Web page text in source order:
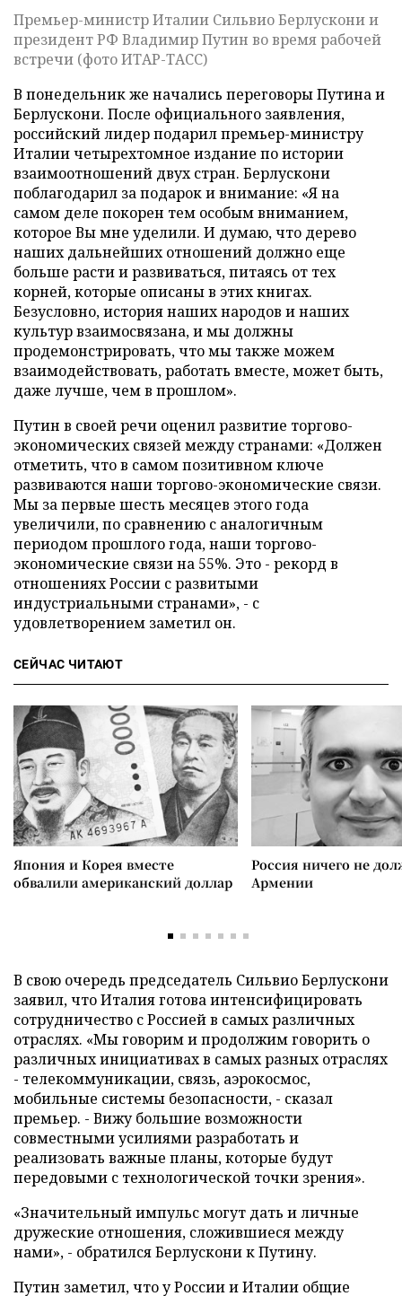
Премьер-министр Италии Сильвио Берлускони и
президент РФ Владимир Путин во время рабочей
встречи (фото ИТАР-ТАСС)
В понедельник же начались переговоры Путина и
Берлускони. После официального заявления,
российский лидер подарил премьер-министру
Италии четырехтомное издание по истории
взаимоотношений двух стран. Берлускони
поблагодарил за подарок и внимание: «Я на
самом деле покорен тем особым вниманием,
которое Вы мне уделили. И думаю, что дерево
наших дальнейших отношений должно еще
больше расти и развиваться, питаясь от тех
корней, которые описаны в этих книгах.
Безусловно, история наших народов и наших
культур взаимосвязана, и мы должны
продемонстрировать, что мы также можем
взаимодействовать, работать вместе, может быть,
даже лучше, чем в прошлом».
Путин в своей речи оценил развитие торгово-
экономических связей между странами: «Должен
отметить, что в самом позитивном ключе
развиваются наши торгово-экономические связи.
Мы за первые шесть месяцев этого года
увеличили, по сравнению с аналогичным
периодом прошлого года, наши торгово-
экономические связи на 55%. Это - рекорд в
отношениях России с развитыми
индустриальными странами», - с
удовлетворением заметил он.
СЕЙЧАС ЧИТАЮТ
Япония и Корея вместе
обвалили американский доллар
Россия ничего не
Армении
В свою очередь председатель Сильвио Берлускони
заявил, что Италия готова интенсифицировать
сотрудничество с Россией в самых различных
отраслях. «Мы говорим и продолжим говорить о
различных инициативах в самых разных отраслях
- телекоммуникации, связь, аэрокосмос,
мобильные системы безопасности, - сказал
премьер. - Вижу большие возможности
совместными усилиями разработать и
реализовать важные планы, которые будут
передовыми с технологической точки зрения».
«Значительный импульс могут дать и личные
дружеские отношения, сложившиеся между
нами», - обратился Берлускони к Путину.
Путин заметил, что у России и Италии общие